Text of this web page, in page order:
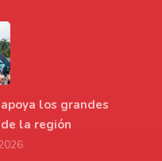
los grandes
la región